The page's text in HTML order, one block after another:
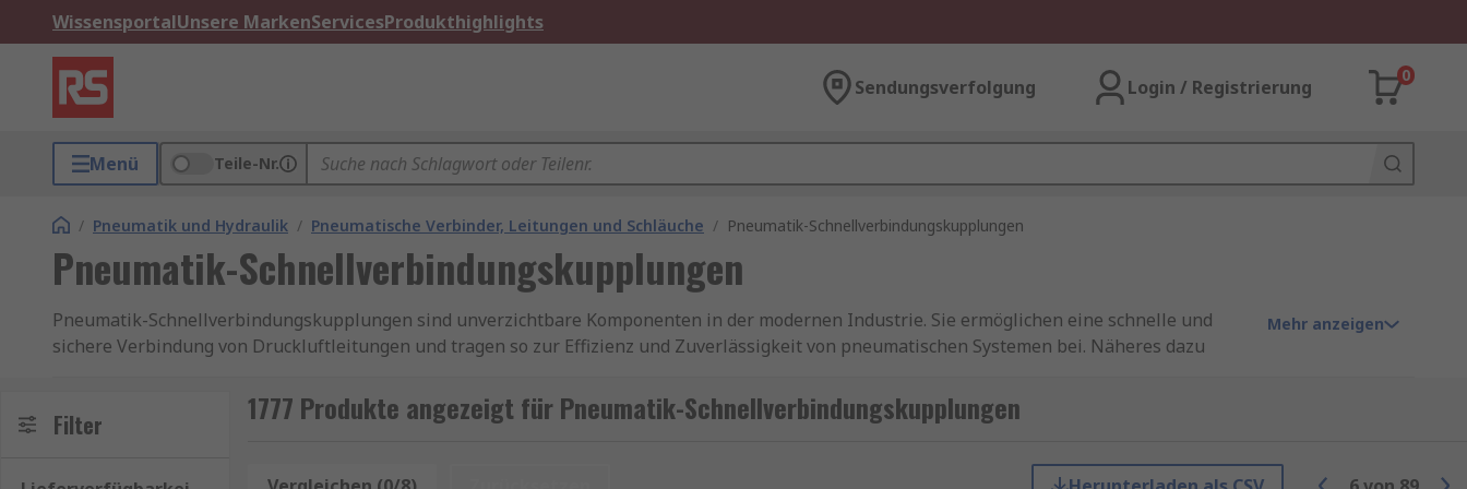
WissensportalUnsere MarkenServicesProdukthighlights
Sendungsverfolgung Login / Registrierung
0
Menü Teile-Nr.
/ Pneumatik und Hydraulik / Pneumatische Verbinder, Leitungen und Schläuche / Pneumatik-Schnellverbindungskupplungen
Pneumatik-Schnellverbindungskupplungen
Pneumatik-Schnellverbindungskupplungen sind unverzichtbare Komponenten in der modernen Industrie. Sie ermöglichen eine schnelle und
sichere Verbindung von Druckluftleitungen und tragen so zur Effizienz und Zuverlässigkeit von pneumatischen Systemen bei. Näheres dazu
Vorteile von Pneumatik-Schnellverbindungskupplungen
Schnelle Installation und Wartung: Einer der größten Vorteile von Pneumatik-Schnellverbindungskupplungen ist die einfache
Mehr anzeigen
Filter 1777 Produkte angezeigt für Pneumatik-Schnellverbindungskupplungen